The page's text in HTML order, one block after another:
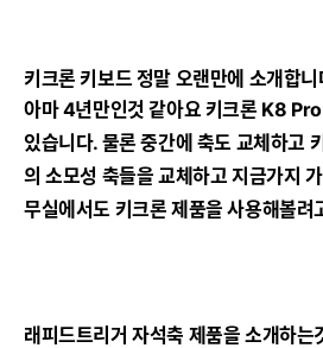
키크론 키보드 정말 오랜만에 소개합니
아마 4년만인것 같아요 키크론 K8
있습니다. 물론 중간에 축도 교체하고
의 소모성 축들을 교체하고 지금가지
무실에서도 키크론 제품을 사용해볼려
래피드트리거 자석축 제품을 소개하는